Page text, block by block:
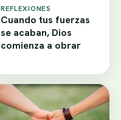
REFLEXIONES
Cuando tus fuerzas
se acaban, Dios
comienza a obrar